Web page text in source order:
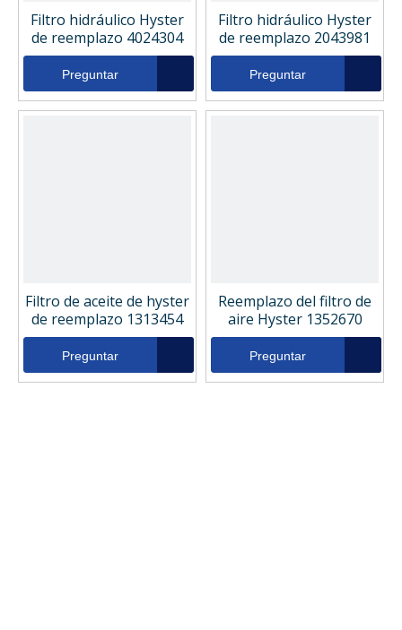
Filtro hidráulico Hyster
de reemplazo 4024304
Preguntar
Filtro hidráulico Hyster
de reemplazo 2043981
Preguntar
Filtro de aceite de hyster
de reemplazo 1313454
Preguntar
Reemplazo del filtro de
aire Hyster 1352670
Preguntar